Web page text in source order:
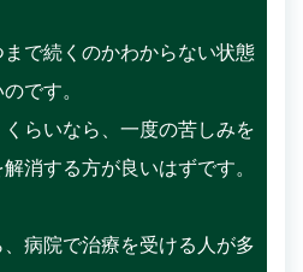
で続くのかわからない状態
です。
らいなら、一度の苦しみを
消する方が良いはずです。
病院で治療を受ける人が多